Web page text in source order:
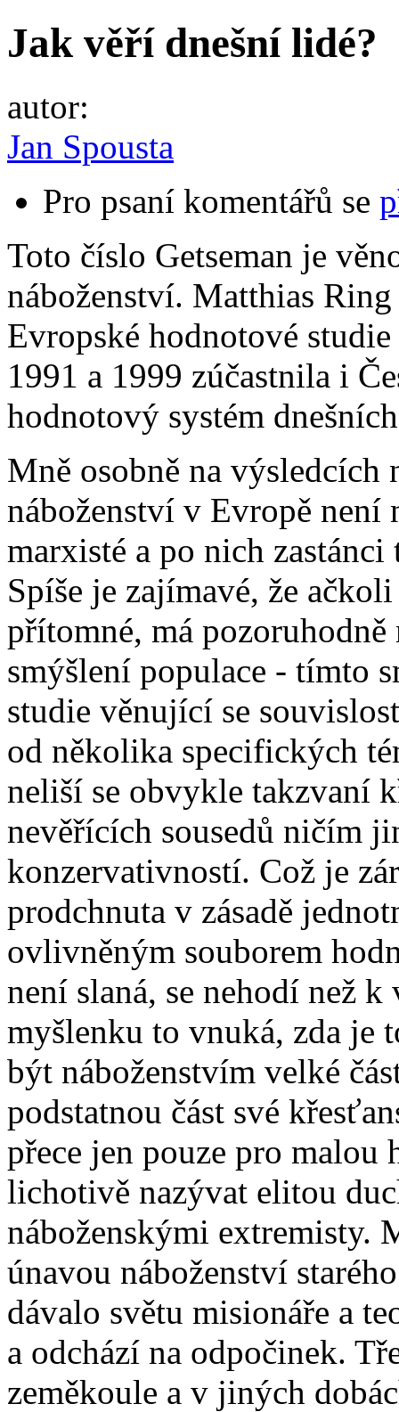
Jak věří dnešní lidé?
autor:
Jan Spousta
Pro psaní komentářů se
Toto číslo Getseman je
náboženství. Matthias
Evropské hodnotové
1991 a 1999 zúčastnila i
hodnotový systém
Mně osobně na výsledcích
náboženství v Evropě
marxisté a po nich
Spíše je zajímavé, že
přítomné, má
smýšlení populace - tímto
studie věnující se
od několika specifických
neliší se obvykle takzvaní
nevěřících sousedů ničím
konzervativností. Což je
prodchnuta v zásadě
ovlivněným souborem
není slaná, se nehodí než
myšlenku to vnuká, zda je
být náboženstvím velké
podstatnou část své
přece jen pouze pro
lichotivě nazývat elitou
náboženskými extremisty.
únavou náboženství
dávalo světu misionáře a
a odchází na odpočinek.
zeměkoule a v jiných